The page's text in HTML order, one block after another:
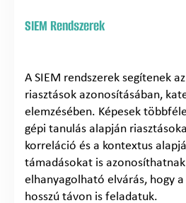
SIEM Rendszerek
A SIEM rendszerek segítenek
riasztások azonosításában,
elemzésében. Képesek
gépi tanulás alapján
korreláció és a kontextus
támadásokat is
elhanyagolható elvárás, hogy
hosszú távon is feladatuk.